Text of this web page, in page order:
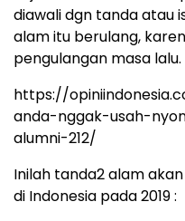
diawali dgn tanda atau
alam itu berulang,
pengulangan masa lalu.
https://
anda-nggak-usah-
alumni-212/
Inilah tanda2 alam
di Indonesia pada 2019 :